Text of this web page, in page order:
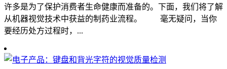
许多是为了保护消费者生命健康而准备的。下面，我们将了解
从机器视觉技术中获益的制药业流程。 毫无疑问，当你
要经历处方过程时，...